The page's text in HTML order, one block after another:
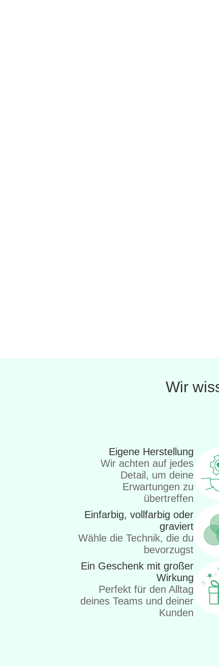
Wir
Eigene Herstellung
Wir achten auf jedes
Detail, um deine
Erwartungen zu
übertreffen
Einfarbig, vollfarbig oder
graviert
Wähle die Technik, die du
bevorzugst
Ein Geschenk mit großer
Wirkung
Perfekt für den Alltag
deines Teams und deiner
Kunden